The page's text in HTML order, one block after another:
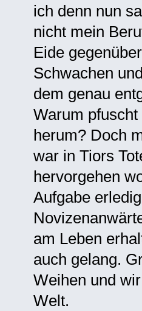
ich denn nun
nicht mein
Eide
Schwachen
dem genau
Warum
herum? Doch
war in Tiors
hervorgehen
Aufgabe
am Leben
auch gelang.
Weihen und
Welt.